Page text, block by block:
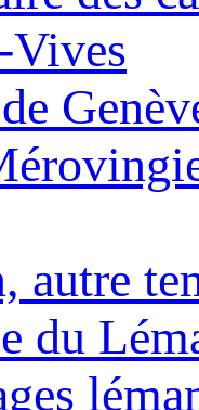
Vives
autre
du